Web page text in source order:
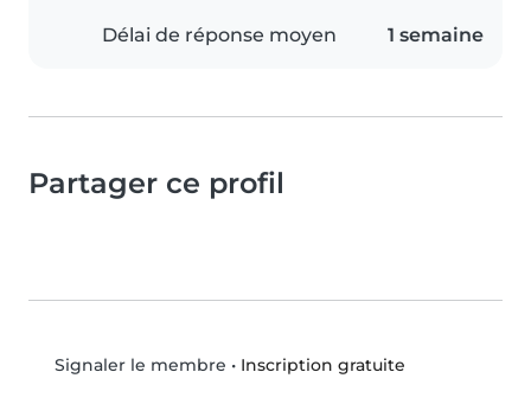
Délai de réponse moyen 1 semaine
Partager ce profil
Signaler le membre • Inscription gratuite